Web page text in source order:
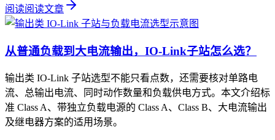
阅读阅读文章
从普通负载到大电流输出，IO-Link子站怎么选？
输出类 IO-Link 子站选型不能只看点数，还需要核对单路电
流、总输出电流、同时动作数量和负载供电方式。本文介绍标
准 Class A、带独立负载电源的 Class A、Class B、大电流输出
及继电器方案的适用场景。